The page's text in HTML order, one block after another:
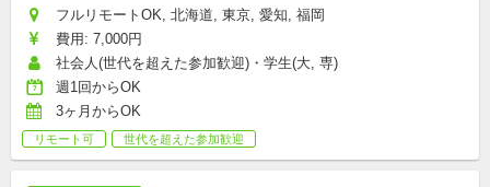
フルリモートOK, 北海道, 東京, 愛知, 福岡
費用: 7,000円
社会人(世代を超えた参加歓迎)・学生(大, 専)
週1回からOK
3ヶ月からOK
リモート可 世代を超えた参加歓迎